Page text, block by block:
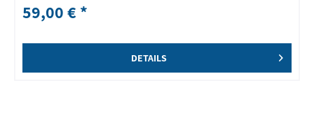
59,00 € *
DETAILS